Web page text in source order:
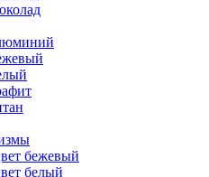
бежевый
белый